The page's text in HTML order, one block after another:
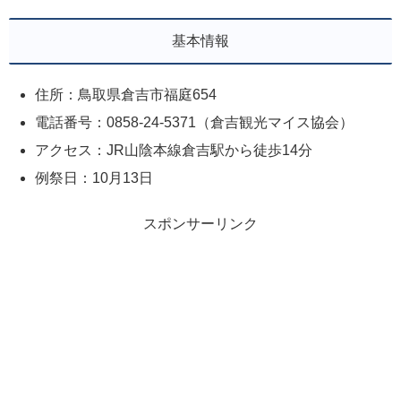
基本情報
住所：鳥取県倉吉市福庭654
電話番号：0858-24-5371（倉吉観光マイス協会）
アクセス：JR山陰本線倉吉駅から徒歩14分
例祭日：10月13日
スポンサーリンク